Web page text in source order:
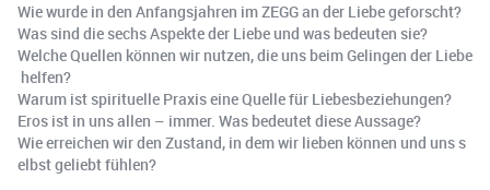
Wie wurde in den Anfangsjahren im ZEGG an der Liebe geforscht?
Was sind die sechs Aspekte der Liebe und was bedeuten sie?
Welche Quellen können wir nutzen, die uns beim Gelingen der Liebe
helfen?
Warum ist spirituelle Praxis eine Quelle für Liebesbeziehungen?
Eros ist in uns allen – immer. Was bedeutet diese Aussage?
Wie erreichen wir den Zustand, in dem wir lieben können und uns s
elbst geliebt fühlen?